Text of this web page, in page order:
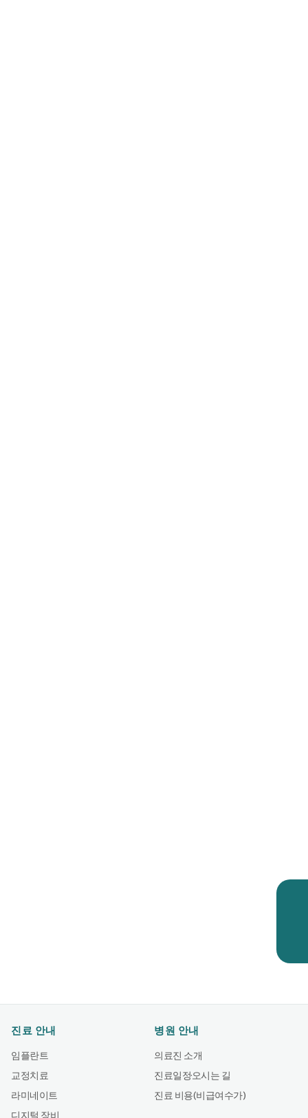
진료 안내
임플란트
교정치료
라미네이트
디지털 장비
병원 안내
의료진 소개
진료일정·오시는 길
진료 비용(비급여수가)